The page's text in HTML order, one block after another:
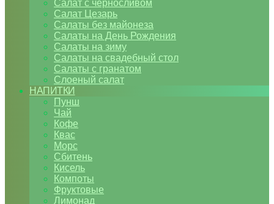
Салат с черносливом
Салат Цезарь
Салаты без майонеза
Салаты на День Рождения
Салаты на зиму
Салаты на свадебный стол
Салаты с гранатом
Слоеный салат
НАПИТКИ
Пунш
Чай
Кофе
Квас
Морс
Сбитень
Кисель
Компоты
Фруктовые
Лимонад